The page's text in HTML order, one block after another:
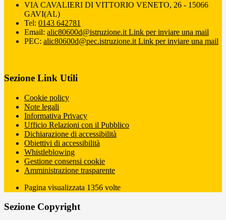
VIA CAVALIERI DI VITTORIO VENETO, 26 - 15066
GAVI(AL)
Tel: 0143 642781
Email: alic80600d@istruzione.it Link per inviare una mail
PEC: alic80600d@pec.istruzione.it Link per inviare una mail
Sezione Link Utili
Cookie policy
Note legali
Informativa Privacy
Ufficio Relazioni con il Pubblico
Dichiarazione di accessibilità
Obiettivi di accessibilità
Whistleblowing
Gestione consensi cookie
Amministrazione trasparente
Pagina visualizzata 1356 volte
Sezione Copyright